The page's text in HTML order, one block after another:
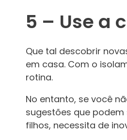
5 – Use a
Que tal descobrir
em casa. Com o
rotina.
No entanto, se você
sugestões que
filhos, necessita de